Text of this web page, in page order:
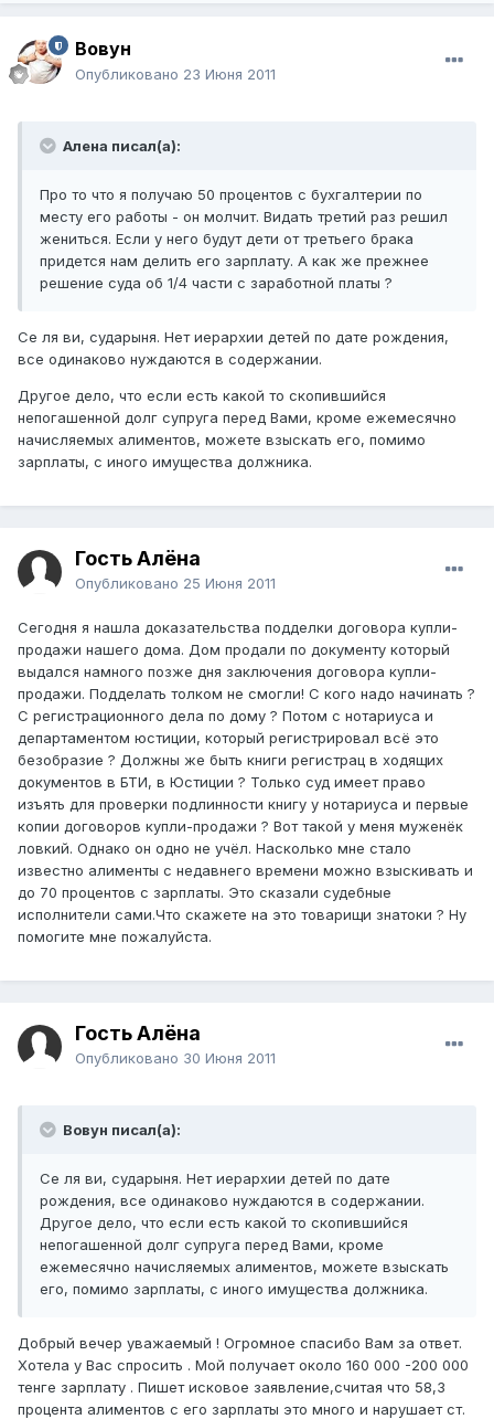
Вовун
Опубликовано 23 Июня 2011
Алена писал(а):
Про то что я получаю 50 процентов с бухгалтерии по
месту его работы - он молчит. Видать третий раз решил
жениться. Если у него будут дети от третьего брака
придется нам делить его зарплату. А как же прежнее
решение суда об 1/4 части с заработной платы ?
Се ля ви, сударыня. Нет иерархии детей по дате рождения,
все одинаково нуждаются в содержании.
Другое дело, что если есть какой то скопившийся
непогашенной долг супруга перед Вами, кроме ежемесячно
начисляемых алиментов, можете взыскать его, помимо
зарплаты, с иного имущества должника.
Гость Алёна
Опубликовано 25 Июня 2011
Сегодня я нашла доказательства подделки договора купли-
продажи нашего дома. Дом продали по документу который
выдался намного позже дня заключения договора купли-
продажи. Подделать толком не смогли! С кого надо начинать ?
С регистрационного дела по дому ? Потом с нотариуса и
департаментом юстиции, который регистрировал всё это
безобразие ? Должны же быть книги регистрац в ходящих
документов в БТИ, в Юстиции ? Только суд имеет право
изъять для проверки подлинности книгу у нотариуса и первые
копии договоров купли-продажи ? Вот такой у меня муженёк
ловкий. Однако он одно не учёл. Насколько мне стало
известно алименты с недавнего времени можно взыскивать и
до 70 процентов с зарплаты. Это сказали судебные
исполнители сами.Что скажете на это товарищи знатоки ? Ну
помогите мне пожалуйста.
Гость Алёна
Опубликовано 30 Июня 2011
Вовун писал(а):
Се ля ви, сударыня. Нет иерархии детей по дате
рождения, все одинаково нуждаются в содержании.
Другое дело, что если есть какой то скопившийся
непогашенной долг супруга перед Вами, кроме
ежемесячно начисляемых алиментов, можете взыскать
его, помимо зарплаты, с иного имущества должника.
Добрый вечер уважаемый ! Огромное спасибо Вам за ответ.
Хотела у Вас спросить . Мой получает около 160 000 -200 000
тенге зарплату . Пишет исковое заявление,считая что 58,3
процента алиментов с его зарплаты это много и нарушает ст.